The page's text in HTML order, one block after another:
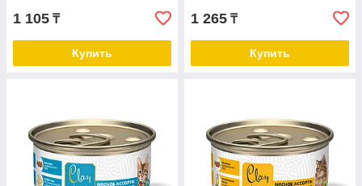
1 105 ₸
Купить
1 265 ₸
Купить